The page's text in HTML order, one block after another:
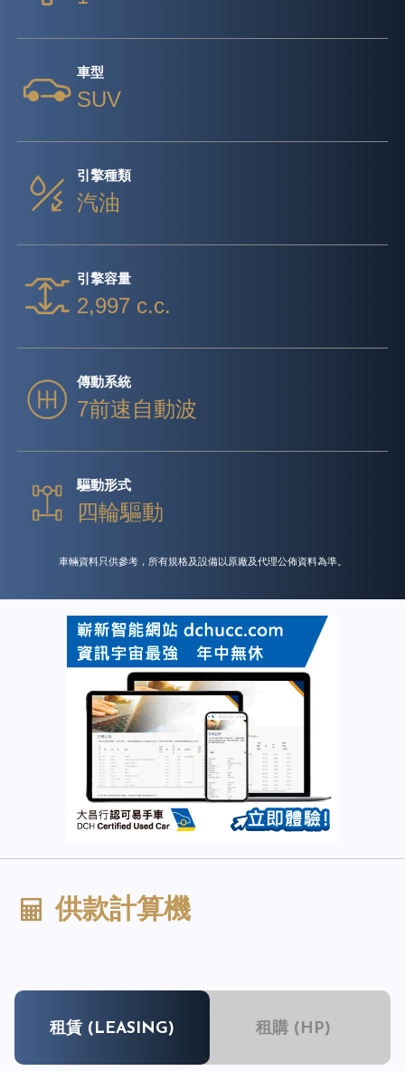
車型
SUV
引擎種類
汽油
引擎容量
2,997 c.c.
傳動系統
7前速自動波
驅動形式
四輪驅動
車輛資料只供參考，所有規格及設備以原廠及代理公佈資料為準。
供款計算機
租賃 (LEASING) 租購 (HP)